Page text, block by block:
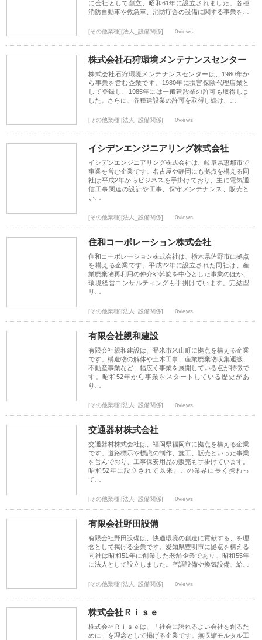
に会社として創立、昭和61年に設立されました。各種
消防自動車や救急車、消防庁舎の設備に関する事業を…
[その他業種][法人_設備関係] 0views
株式会社石狩環境メンテナンスセンター
株式会社石狩環境メンテナンスセンターは、1980年か
ら事業を営む企業です。1980年に損害保険代理店業と
して登録し、1985年には一般建設業の許可も取得しま
した。さらに、各種建設業の許可を取得し続け、…
[その他業種][法人_設備関係] 0views
イシデンエンジニアリング株式会社
イシデンエンジニアリング株式会社は、岐阜県恵那市で
事業を営む企業です。名古屋や静岡にも拠点を構える同
社は平成2年からビジネスを手掛けており、主に電気通
信工事関連の設計や工事、保守メンテナンス、販売と
い…
[その他業種][法人_設備関係] 0views
住和コーポレーション株式会社
住和コーポレーション株式会社は、栃木県佐野市に拠点
を構える企業です。平成22年に設立された同社は、産
業廃棄物再利用の仲介や斡旋を中心とした事業のほか、
環境経営コンサルティングも手掛けています。完結型
リ…
[その他業種][法人_設備関係] 0views
有限会社親和建設
有限会社親和建設は、登米市米山町に拠点を構える企業
です。構造物の解体や土木工事、産業廃棄物収集運搬、
不動産事業など、幅広く事業を展開している点が特徴で
す。昭和52年から事業をスタートしている歴史があ
り…
[その他業種][法人_設備関係] 0views
交通器材株式会社
交通器材株式会社は、福岡県福岡市に拠点を構える企業
です。道路標示や標識の制作、施工、販売といった事業
を営んでおり、工事保安用品の販売も手掛けています。
昭和52年に設立されて以来、この業界に長く携わっ
て…
[その他業種][法人_設備関係] 0views
有限会社野田設備
有限会社野田設備は、快適環境の創造に貢献する、を理
念として掲げる企業です。愛知県豊明市に拠点を構える
同社は昭和51年に創業した老舗企業であり、昭和55年
に法人として設立しました。空調設備や換気設備、給…
[その他業種][法人_設備関係] 0views
株式会社Ｒｉｓｅ
株式会社Ｒｉｓｅは、「社会に誇れるよい会社を創るた
めに」を理念として掲げる企業です。無収縮モルタル工